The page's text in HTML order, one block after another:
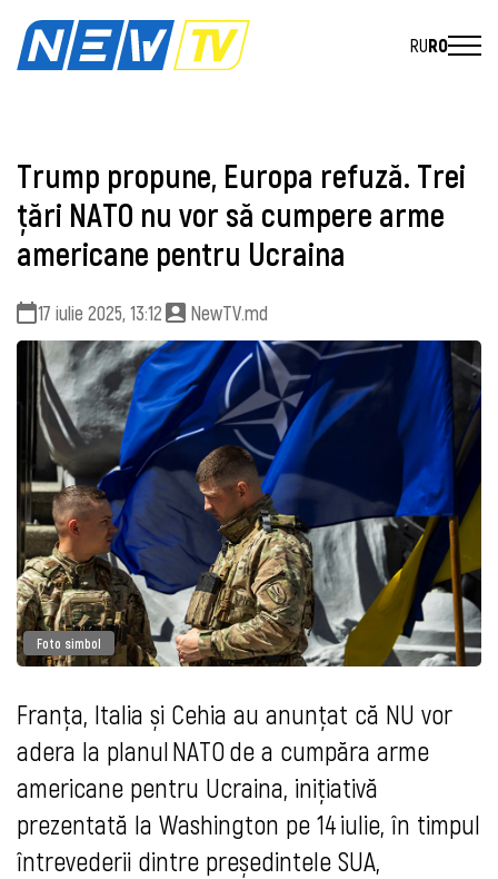
RURO
Trump propune, Europa refuză. Trei
țări NATO nu vor să cumpere arme
americane pentru Ucraina
17 iulie 2025, 13:12 NewTV.md
Foto simbol
Franța, Italia și Cehia au anunțat că NU vor
adera la planul NATO de a cumpăra arme
americane pentru Ucraina, inițiativă
prezentată la Washington pe 14 iulie, în timpul
întrevederii dintre președintele SUA,